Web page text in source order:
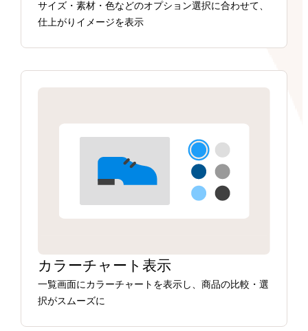
サイズ・素材・色などのオプション選択に合わせて、
仕上がりイメージを表示
カラーチャート表示
一覧画面にカラーチャートを表示し、商品の比較・選
択がスムーズに